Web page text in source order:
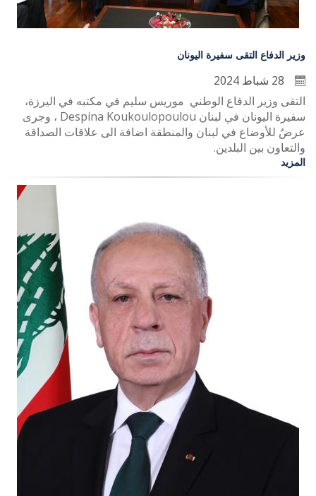
وزير الدفاع التقى سفيرة اليونان
التقى وزير الدفاع الوطني موريس سليم في مكتبه في اليرزة،
سفيرة اليونان في لبنان Despina Koukoulopoulou ، وجرى
عرضٌ للأوضاع في لبنان والمنطقة اضافة الى علاقات الصداقة
والتعاون بين البلدين.
المزيد